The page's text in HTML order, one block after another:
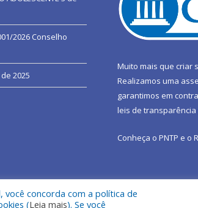
2026 Conselho
2025
Muito mais que criar
Realizamos uma
garantimos em
leis de transparência
Conheça o PNTP e o
Mapa do Site
você concorda com a política de
(Leia mais). Se você